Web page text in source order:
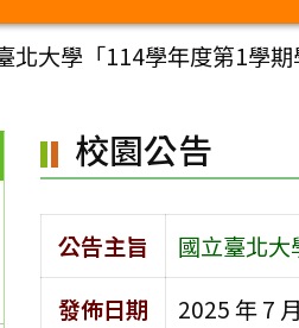
北大學「114學年度第1學
校園公告
公告主旨
國立臺北
發佈日期
2025 年 7